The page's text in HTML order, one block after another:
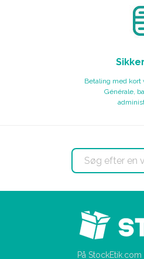
Betaling med kort
Générale,
På